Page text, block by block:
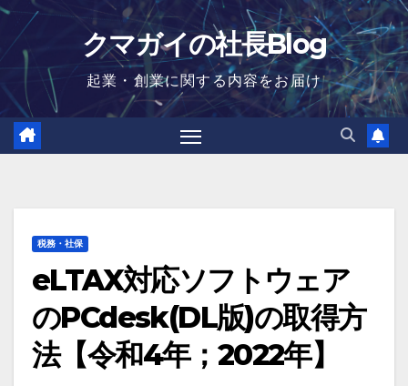
Skip
content
クマガイの社長Blog
起業・創業に関する内容をお届け
税務・社保
eLTAX対応ソフトウェア
のPCdesk(DL版)の取得方
法【令和4年；2022年】